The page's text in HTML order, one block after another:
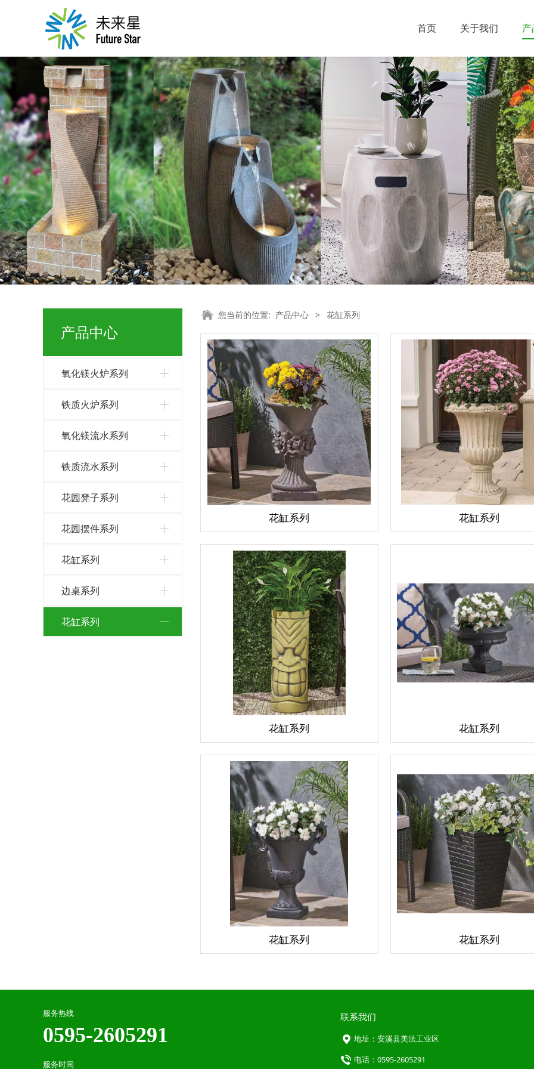
首页 关于我们
产品中心
氧化镁火炉系列
铁质火炉系列
氧化镁流水系列
铁质流水系列
花园凳子系列
花园摆件系列
花缸系列
边桌系列
花缸系列
您当前的位置: 产品中心 > 花缸系列
花缸系列 花缸系列
花缸系列 花缸系列
花缸系列 花缸系列
服务热线
0595-2605291
服务时间
联系我们
地址：安溪县美法工业区
电话：0595-2605291